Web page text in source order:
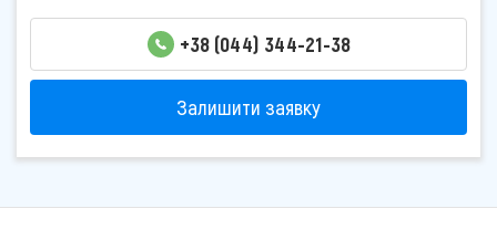
+38 (044) 344-21-38
Залишити заявку